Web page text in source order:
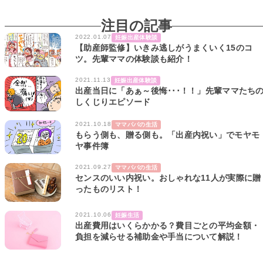
注目の記事
2022.01.07 妊娠出産体験談
【助産師監修】いきみ逃しがうまくいく15のコ
ツ。先輩ママの体験談も紹介！
2021.11.13 妊娠出産体験談
出産当日に「あぁ～後悔･･･！！」先輩ママたち
しくじりエピソード
2021.10.18 ママパパの生活
もらう側も、贈る側も。「出産内祝い」でモヤモ
ヤ事件簿
2021.09.27 ママパパの生活
センスのいい内祝い。おしゃれな11人が実際に贈
ったものリスト！
2021.10.06 妊娠生活
出産費用はいくらかかる？費目ごとの平均金額・
負担を減らせる補助金や手当について解説！